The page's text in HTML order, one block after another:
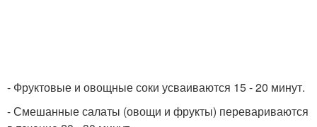
- Фруктовые и овощные соки усваиваются 15 - 20 минут.
- Смешанные салаты (овощи и фрукты) перевариваются